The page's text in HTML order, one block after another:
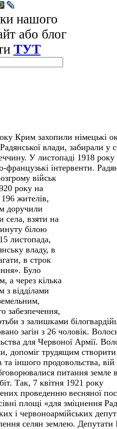
нашого
або блог
ТУТ
Крим захопили німецькі
влади, забирали у
У листопаді 1918
інтервенти.
військ
року на
жителів,
доручили
села, взяти на
білою
листопада,
владу, в
в строк
Було
а через кілька
з відділами
забезпечення,
з залишками
загін з 26 чоловік.
для Червоної Армії.
допоміг трудящим створити
та іншого продовольства,
питання земле
Так, 7 квітня 1921 року
проведенню весняної
площі «для зміцнення
і червоноармійських
селян землею. Депутати